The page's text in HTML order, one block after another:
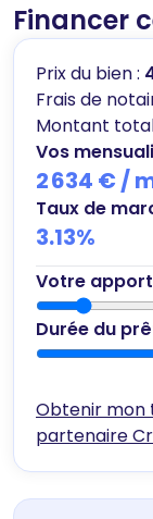
Financer
Prix du bien :
Frais de
Montant
Vos
2 634 € /
Taux de
3.13%
Votre apport
Durée du
Obtenir mon
partenaire